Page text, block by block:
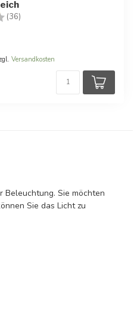
(36)
Versandkosten
Sie möchten
Sie das Licht zu